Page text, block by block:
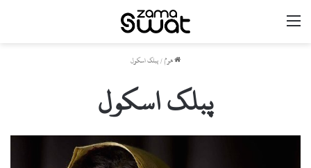
ھوم/پبلک اسکول
پبلک اسکول